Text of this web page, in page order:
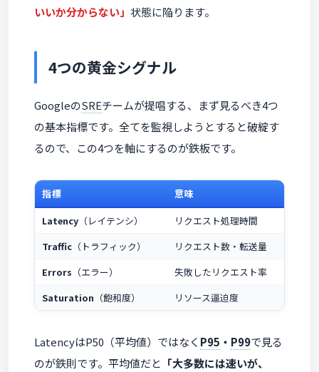
いいか分からない」 状態に陥ります。
4つの黄金シグナル
GoogleのSREチームが提唱する、まず見るべき4つ
の基本指標です。全てを監視しようとすると破綻す
るので、この4つを軸にするのが鉄板です。
指標 意味
Latency （レイテンシ） リクエスト処理時間
Traffic （トラフィック） リクエスト数・転送量
Errors （エラー） 失敗したリクエスト率
Saturation （飽和度） リソース逼迫度
LatencyはP50（平均値）ではなく P95 ・ P99で見る
のが鉄則です。平均値だと 「大多数には速いが、